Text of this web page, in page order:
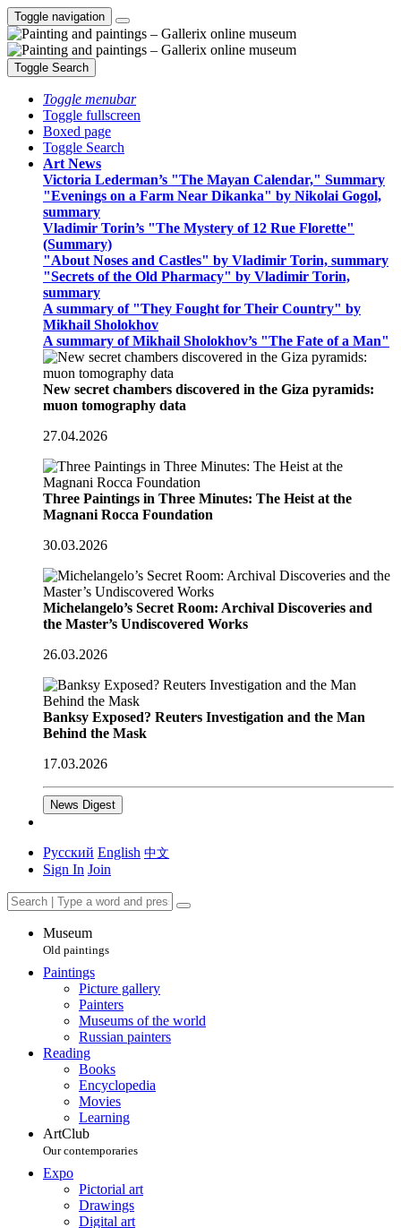
Toggle navigation
Toggle Search
Toggle menubar
Toggle fullscreen
Boxed page
Toggle Search
Art News
Victoria Lederman’s "The Mayan Calendar," Summary
"Evenings on a Farm Near Dikanka" by Nikolai Gogol,
summary
Vladimir Torin’s "The Mystery of 12 Rue Florette"
(Summary)
"About Noses and Castles" by Vladimir Torin, summary
"Secrets of the Old Pharmacy" by Vladimir Torin,
summary
A summary of "They Fought for Their Country" by
Mikhail Sholokhov
A summary of Mikhail Sholokhov’s "The Fate of a Man"
New secret chambers discovered in the Giza pyramids:
muon tomography data
27.04.2026
Three Paintings in Three Minutes: The Heist at the
Magnani Rocca Foundation
30.03.2026
Michelangelo’s Secret Room: Archival Discoveries and
the Master’s Undiscovered Works
26.03.2026
Banksy Exposed? Reuters Investigation and the Man
Behind the Mask
17.03.2026
News Digest
Русский English 中文
Sign In Join
Museum
Old paintings
Paintings
Picture gallery
Painters
Museums of the world
Russian painters
Reading
Books
Encyclopedia
Movies
Learning
ArtClub
Our contemporaries
Expo
Pictorial art
Drawings
Digital art